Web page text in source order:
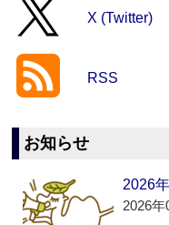
X (Twitter)
RSS
お知らせ
2026
2026